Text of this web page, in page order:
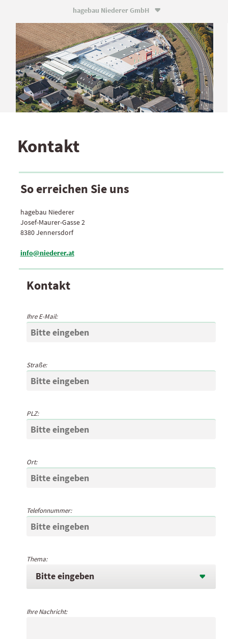
hagebau Niederer GmbH 
Kontakt
So erreichen Sie uns
hagebau Niederer
Josef-Maurer-Gasse 2
8380 Jennersdorf
info@niederer.at
Kontakt
Ihre E-Mail:
Straße:
PLZ:
Ort:
Telefonnummer:
Thema:
Bitte eingeben 
Ihre Nachricht: